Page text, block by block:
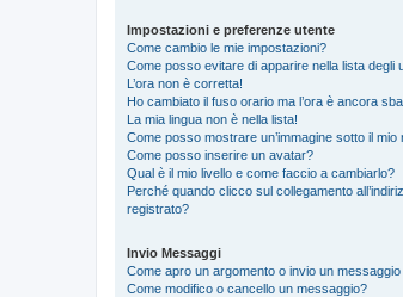
Impostazioni e preferenze utente
Come cambio le mie impostazioni?
Come posso evitare di apparire nella lista degli
L’ora non è corretta!
Ho cambiato il fuso orario ma l’ora è ancora
La mia lingua non è nella lista!
Come posso mostrare un’immagine sotto il mio
Come posso inserire un avatar?
Qual è il mio livello e come faccio a cambiarlo?
Perché quando clicco sul collegamento
registrato?
Invio Messaggi
Come apro un argomento o invio un
Come modifico o cancello un messaggio?